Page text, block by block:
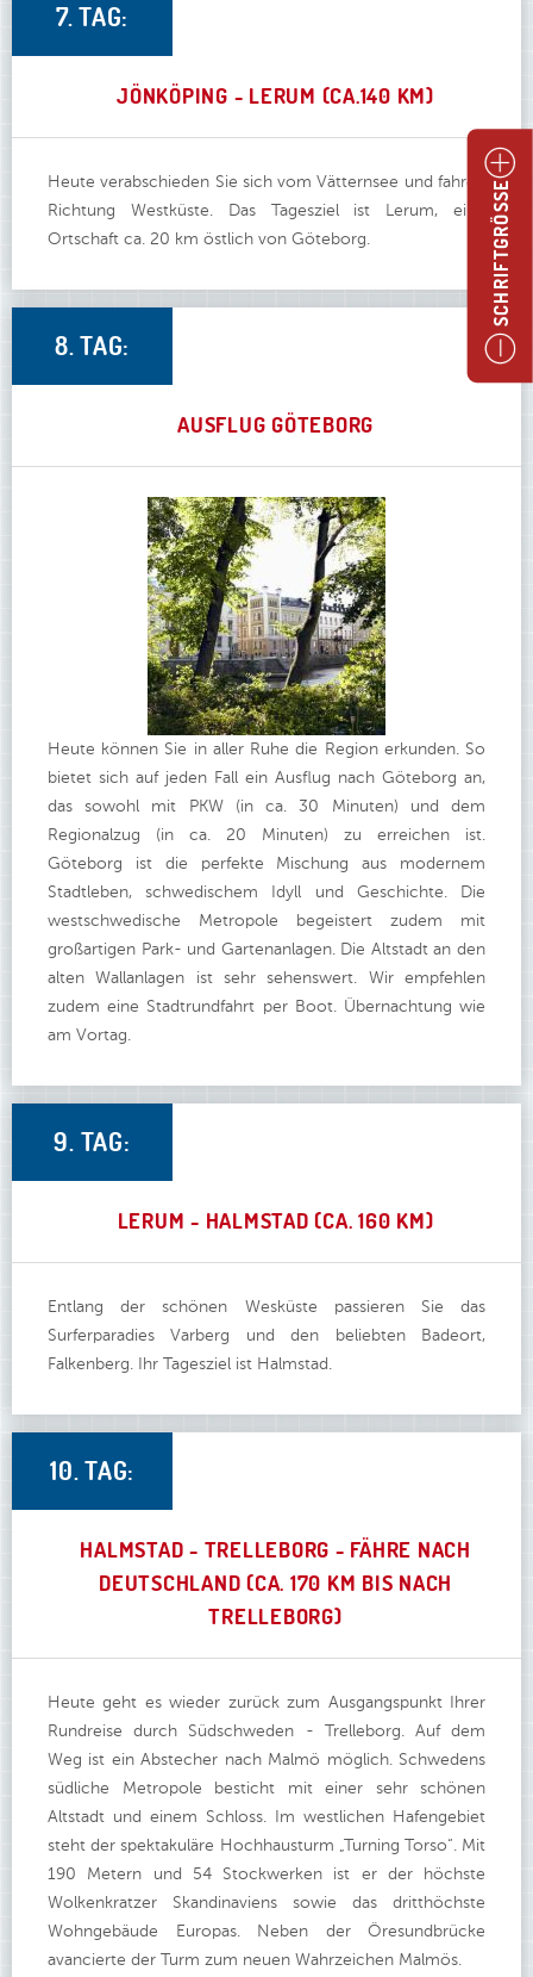
7. TAG:
JÖNKÖPING - LERUM (CA.140 KM)
Heute verabschieden Sie sich vom Vätternsee und fahren
Richtung Westküste. Das Tagesziel ist Lerum, eine
Ortschaft ca. 20 km östlich von Göteborg.
8. TAG:
AUSFLUG GÖTEBORG
Heute können Sie in aller Ruhe die Region erkunden. So
bietet sich auf jeden Fall ein Ausflug nach Göteborg an,
das sowohl mit PKW (in ca. 30 Minuten) und dem
Regionalzug (in ca. 20 Minuten) zu erreichen ist.
Göteborg ist die perfekte Mischung aus modernem
Stadtleben, schwedischem Idyll und Geschichte. Die
westschwedische Metropole begeistert zudem mit
großartigen Park- und Gartenanlagen. Die Altstadt an den
alten Wallanlagen ist sehr sehenswert. Wir empfehlen
zudem eine Stadtrundfahrt per Boot. Übernachtung wie
am Vortag.
9. TAG:
LERUM - HALMSTAD (CA. 160 KM)
Entlang der schönen Wesküste passieren Sie das
Surferparadies Varberg und den beliebten Badeort,
Falkenberg. Ihr Tagesziel ist Halmstad.
10. TAG:
HALMSTAD - TRELLEBORG - FÄHRE NACH
DEUTSCHLAND (CA. 170 KM BIS NACH
TRELLEBORG)
Heute geht es wieder zurück zum Ausgangspunkt Ihrer
Rundreise durch Südschweden - Trelleborg. Auf dem
Weg ist ein Abstecher nach Malmö möglich. Schwedens
südliche Metropole besticht mit einer sehr schönen
Altstadt und einem Schloss. Im westlichen Hafengebiet
steht der spektakuläre Hochhausturm „Turning Torso“. Mit
190 Metern und 54 Stockwerken ist er der höchste
Wolkenkratzer Skandinaviens sowie das dritthöchste
Wohngebäude Europas. Neben der Öresundbrücke
avancierte der Turm zum neuen Wahrzeichen Malmös.
SCHRIFTGRÖSSE